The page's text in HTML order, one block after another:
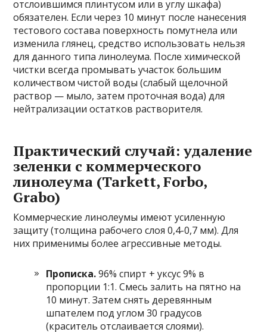
отслоившимся плинтусом или в углу шкафа)
обязателен. Если через 10 минут после нанесения
тестового состава поверхность помутнела или
изменила глянец, средство использовать нельзя
для данного типа линолеума. После химической
чистки всегда промывать участок большим
количеством чистой воды (слабый щелочной
раствор — мыло, затем проточная вода) для
нейтрализации остатков растворителя.
Практический случай: удаление
зеленки с коммерческого
линолеума (Tarkett, Forbo,
Grabo)
Коммерческие линолеумы имеют усиленную
защиту (толщина рабочего слоя 0,4-0,7 мм). Для
них применимы более агрессивные методы.
Прописка.96% спирт + уксус 9% в
пропорции 1:1. Смесь залить на пятно на
10 минут. Затем снять деревянным
шпателем под углом 30 градусов
(краситель отслаивается слоями).